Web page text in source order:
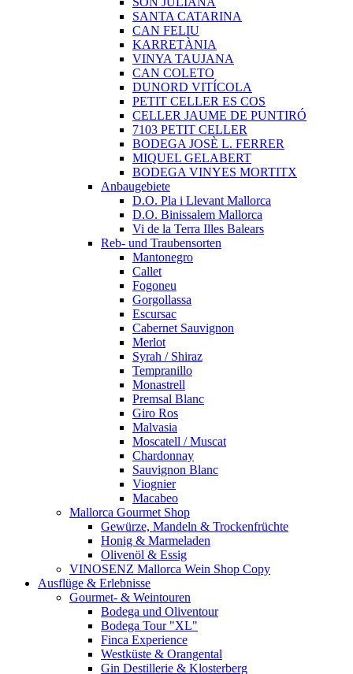
SANTA CATARINA
CAN FELIU
KARRETÀNIA
VINYA TAUJANA
CAN COLETO
DUNORD VITÍCOLA
PETIT CELLER ES COS
CELLER JAUME DE PUNTIRÓ
7103 PETIT CELLER
BODEGA JOSÈ L. FERRER
MIQUEL GELABERT
BODEGA VINYES MORTITX
Anbaugebiete
D.O. Pla i Llevant Mallorca
D.O. Binissalem Mallorca
Vi de la Terra Illes Balears
Reb- und Traubensorten
Mantonegro
Callet
Fogoneu
Gorgollassa
Escursac
Cabernet Sauvignon
Merlot
Syrah / Shiraz
Tempranillo
Monastrell
Premsal Blanc
Giro Ros
Malvasia
Moscatell / Muscat
Chardonnay
Sauvignon Blanc
Viognier
Macabeo
Mallorca Gourmet Shop
Gewürze, Mandeln & Trockenfrüchte
Honig & Marmeladen
Olivenöl & Essig
VINOSENZ Mallorca Wein Shop Copy
Ausflüge & Erlebnisse
Gourmet- & Weintouren
Bodega und Oliventour
Bodega Tour "XL"
Finca Experience
Westküste & Orangental
Gin Destillerie & Klosterberg